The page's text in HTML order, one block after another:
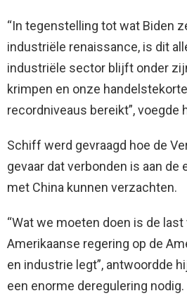
“In tegenstelling tot wat Biden
industriële renaissance, is dit
industriële sector blijft onder
krimpen en onze
recordniveaus bereikt”, voegde
Schiff werd gevraagd hoe de
gevaar dat verbonden is aan
met China kunnen verzachten.
“Wat we moeten doen is de
Amerikaanse regering op de
en industrie legt”, antwoordde
een enorme deregulering